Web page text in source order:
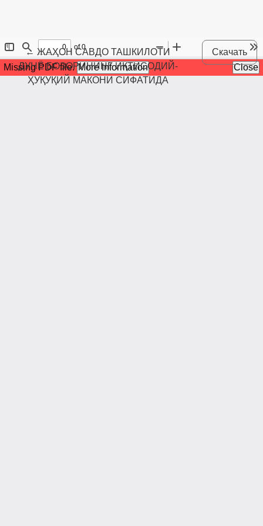
←Maqola tafsilotlariga qaytish
ЖАҲОН САВДО ТАШКИЛОТИ
ДУНЁ БОЗОРИНИНГ ИҚТИСОДИЙ-
ҲУҚУҚИЙ МАКОНИ СИФАТИДА
Скачать